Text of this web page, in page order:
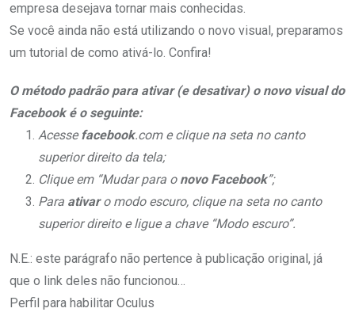
empresa desejava tornar mais conhecidas.
Se você ainda não está utilizando o novo visual, preparamos
um tutorial de como ativá-lo. Confira!
O método padrão para ativar (e desativar) o novo visual do
Facebook é o seguinte:
Acessefacebook.com e clique na seta no canto
superior direito da tela;
Clique em “Mudar para o novo Facebook”;
Para ativaro modo escuro, clique na seta no canto
superior direito e ligue a chave “Modo escuro”.
N.E.: este parágrafo não pertence à publicação original, já
que o link deles não funcionou…
Perfil para habilitar Oculus